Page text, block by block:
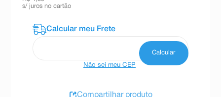
s/ juros no cartão
Não sei meu CEP
Compartilhar produto